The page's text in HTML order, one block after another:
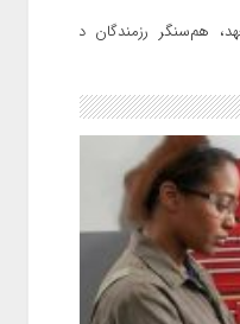
هم‌سنگر رزمندگان در